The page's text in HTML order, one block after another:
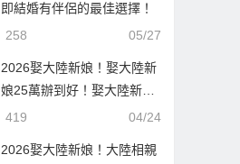
即結婚有伴侶的最佳選擇！
05/27
258
2026娶大陸新娘！娶大陸新
娘25萬辦到好！娶大陸新娘
隨便也要60萬！到底差在哪
04/24
419
2026娶大陸新娘！大陸相親